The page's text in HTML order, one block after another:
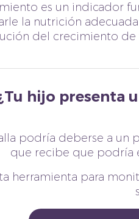
es un indicador
la nutrición
del crecimiento de
hijo presenta
podría deberse a un
que recibe que podría
herramienta para